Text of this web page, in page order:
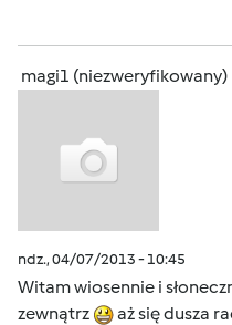
magi1 (niezweryfikowany)
ndz., 04/07/2013 - 10:45
Witam wiosennie i
zewnątrz
aż się dusza